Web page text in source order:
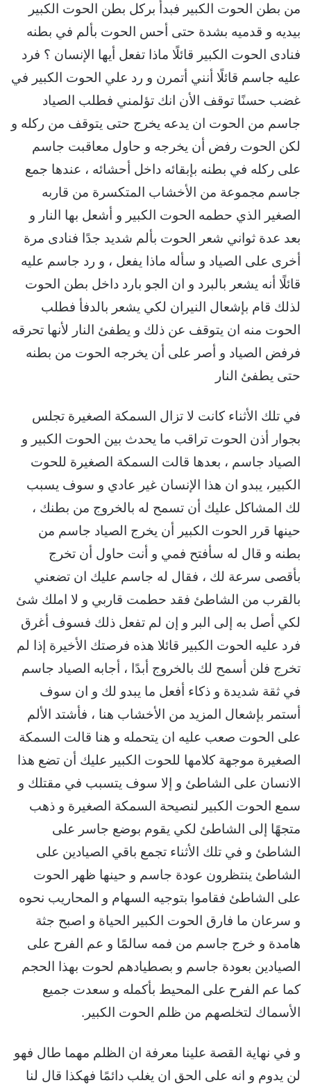
من بطن الحوت الكبير فبدأ بركل بطن الحوت الكبير
بيديه و قدميه بشدة حتى أحس الحوت بألم في بطنه
فنادى الحوت الكبير قائلًا ماذا تفعل أيها الإنسان ؟ فرد
عليه جاسم قائلًا أنني أتمرن و رد علي الحوت الكبير في
غضب حسنًا توقف الأن انك تؤلمني فطلب الصياد
جاسم من الحوت ان يدعه يخرج حتى يتوقف من ركله و
لكن الحوت رفض أن يخرجه و حاول معاقبت جاسم
على ركله في بطنه بإبقائه داخل أحشائه ، عندها جمع
جاسم مجموعة من الأخشاب المتكسرة من قاربه
الصغير الذي حطمه الحوت الكبير و أشعل بها النار و
بعد عدة ثواني شعر الحوت بألم شديد جدًا فنادى مرة
أخرى على الصياد و سأله ماذا يفعل ، و رد جاسم عليه
قائلًا أنه يشعر بالبرد و ان الجو بارد داخل بطن الحوت
لذلك قام بإشعال النيران لكي يشعر بالدفأ فطلب
الحوت منه ان يتوقف عن ذلك و يطفئ النار لأنها تحرقه
فرفض الصياد و أصر على أن يخرجه الحوت من بطنه
حتى يطفئ النار
في تلك الأثناء كانت لا تزال السمكة الصغيرة تجلس
بجوار أذن الحوت تراقب ما يحدث بين الحوت الكبير و
الصياد جاسم ، بعدها قالت السمكة الصغيرة للحوت
الكبير، يبدو ان هذا الإنسان غير عادي و سوف يسبب
لك المشاكل عليك أن تسمح له بالخروج من بطنك ،
حينها قرر الحوت الكبير أن يخرج الصياد جاسم من
بطنه و قال له سأفتح فمي و أنت حاول أن تخرج
بأقصى سرعة لك ، فقال له جاسم عليك ان تضعني
بالقرب من الشاطئ فقد حطمت قاربي و لا املك شئ
لكي أصل به إلى البر و إن لم تفعل ذلك فسوف أغرق
فرد عليه الحوت الكبير قائلا هذه فرصتك الأخيرة إذا لم
تخرج فلن أسمح لك بالخروج أبدًا ، أجابه الصياد جاسم
في ثقة شديدة و ذكاء أفعل ما يبدو لك و ان سوف
أستمر بإشعال المزيد من الأخشاب هنا ، فأشتد الألم
على الحوت صعب عليه ان يتحمله و هنا قالت السمكة
الصغيرة موجهة كلامها للحوت الكبير عليك أن تضع هذا
الانسان على الشاطئ و إلا سوف يتسبب في مقتلك و
سمع الحوت الكبير لنصيحة السمكة الصغيرة و ذهب
متجهًا إلى الشاطئ لكي يقوم بوضع جاسر على
الشاطئ و في تلك الأثناء تجمع باقي الصيادين على
الشاطئ ينتظرون عودة جاسم و حينها ظهر الحوت
على الشاطئ فقاموا بتوجيه السهام و المحاريب نحوه
و سرعان ما فارق الحوت الكبير الحياة و اصبح جثة
هامدة و خرج جاسم من فمه سالمًا و عم الفرح على
الصيادين بعودة جاسم و بصطيادهم لحوت بهذا الحجم
كما عم الفرح على المحيط بأكمله و سعدت جميع
الأسماك لتخلصهم من ظلم الحوت الكبير.
و في نهاية القصة علينا معرفة ان الظلم مهما طال فهو
لن يدوم و انه على الحق ان يغلب دائمًا فهكذا قال لنا